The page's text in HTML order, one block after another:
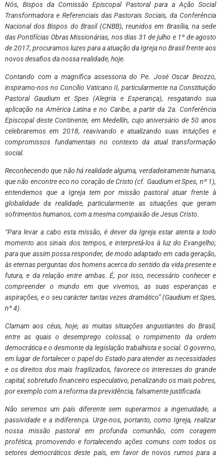
Nós, Bispos da Comissão Episcopal Pastoral para a Ação Social
Transformadora e Referenciais das Pastorais Sociais, da Conferência
Nacional dos Bispos do Brasil (CNBB), reunidos em Brasília, na sede
das Pontifícias Obras Missionárias, nos dias 31 de julho e 1º de agosto
de 2017, procuramos luzes para a atuação da Igreja no Brasil frente aos
novos desafios da nossa realidade, hoje.
Contando com a magnífica assessoria do Pe. José Oscar Beozzo,
inspiramo-nos no Concílio Vaticano II, particularmente na Constituição
Pastoral Gaudium et Spes (Alegria e Esperança), resgatando sua
aplicação na América Latina e no Caribe, a partir da 2a. Conferência
Episcopal deste Continente, em Medellín, cujo aniversário de 50 anos
celebraremos em 2018, reavivando e atualizando suas intuições e
compromissos fundamentais no contexto da atual transformação
social.
Reconhecendo que não há realidade alguma, verdadeiramente humana,
que não encontre eco no coração de Cristo (cf. Gaudium et Spes, nº 1),
entendemos que a Igreja tem por missão pastoral atuar frente à
globalidade da realidade, particularmente as situações que geram
sofrimentos humanos, com a mesma compaixão de Jesus Cristo.
“Para levar a cabo esta missão, é dever da Igreja estar atenta a todo
momento aos sinais dos tempos, e interpretá-los à luz do Evangelho;
para que assim possa responder, de modo adaptado em cada geração,
às eternas perguntas dos homens acerca do sentido da vida presente e
futura, e da relação entre ambas. É, por isso, necessário conhecer e
compreender o mundo em que vivemos, as suas esperanças e
aspirações, e o seu carácter tantas vezes dramático” (Gaudium et Spes,
nº 4).
Clamam aos céus, hoje, as muitas situações angustiantes do Brasil,
entre as quais o desemprego colossal, o rompimento da ordem
democrática e o desmonte da legislação trabalhista e social. O governo,
em lugar de fortalecer o papel do Estado para atender as necessidades
e os direitos dos mais fragilizados, favorece os interesses do grande
capital, sobretudo financeiro especulativo, penalizando os mais pobres,
por exemplo com a reforma da previdência, falsamente justificada.
Não seremos um país diferente sem superarmos a ingenuidade, a
passividade e a indiferença. Urge-nos, portanto, como Igreja, realizar
nossa missão pastoral em profunda comunhão, com coragem
profética, promovendo e fortalecendo ações comuns com todos os
setores democráticos deste país, em favor de novos rumos para a